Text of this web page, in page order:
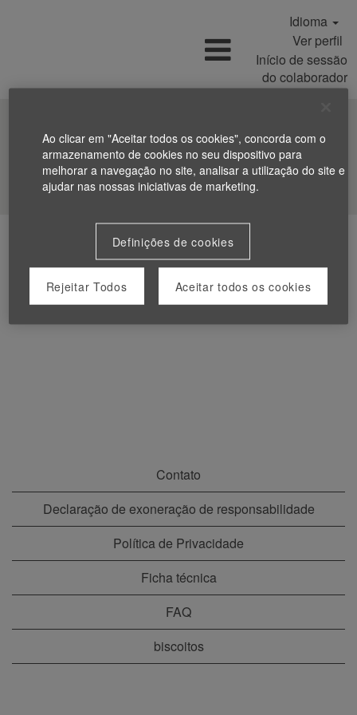
Idioma
Ver perfil
Início de sessão
do colaborador
Procurar Empregos
Contato
Declaração de exoneração de responsabilidade
Política de Privacidade
Ficha técnica
FAQ
biscoitos
Ao clicar em "Aceitar todos os cookies", concorda com o
armazenamento de cookies no seu dispositivo para
melhorar a navegação no site, analisar a utilização do site e
ajudar nas nossas iniciativas de marketing.
Definições de cookies
Rejeitar Todos Aceitar todos os cookies